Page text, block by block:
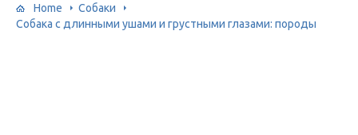
Home
Собаки
Собака с длинными ушами и грустными глазами: породы